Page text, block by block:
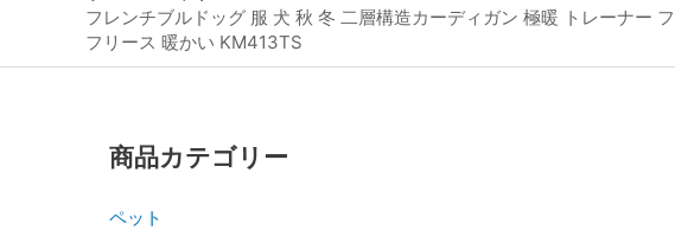
フレンチブルドッグ 服 犬 秋 冬 二層構造カーディガン 極暖 トレーナー
フリース 暖かい KM413TS
商品カテゴリー
ペット